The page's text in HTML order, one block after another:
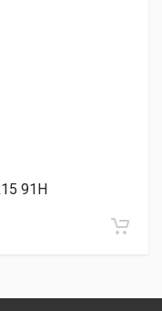
65R15 91H
65R15 91H
91H